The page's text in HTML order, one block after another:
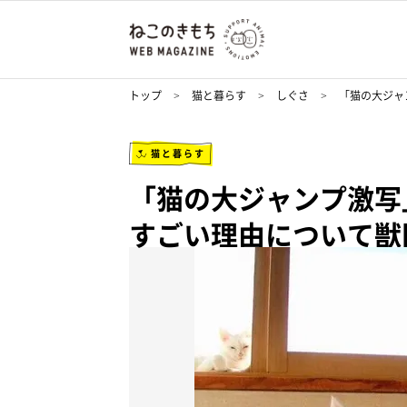
トップ 猫と暮らす しぐさ 「猫の大ジ
猫と暮らす
「猫の大ジャンプ
すごい理由について